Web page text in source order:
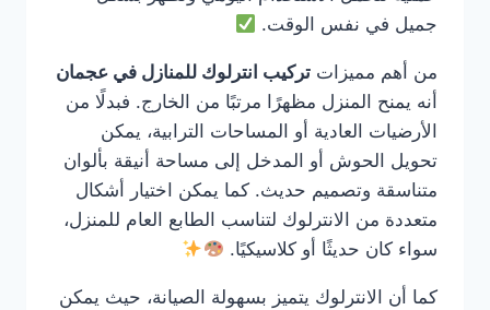
جميل في نفس الوقت.
من أهم مميزات تركيب انترلوك للمنازل في عجمان
أنه يمنح المنزل مظهرًا مرتبًا من الخارج. فبدلًا من
الأرضيات العادية أو المساحات الترابية، يمكن
تحويل الحوش أو المدخل إلى مساحة أنيقة بألوان
متناسقة وتصميم حديث. كما يمكن اختيار أشكال
متعددة من الانترلوك لتناسب الطابع العام للمنزل،
سواء كان حديثًا أو كلاسيكيًا.
كما أن الانترلوك يتميز بسهولة الصيانة، حيث يمكن